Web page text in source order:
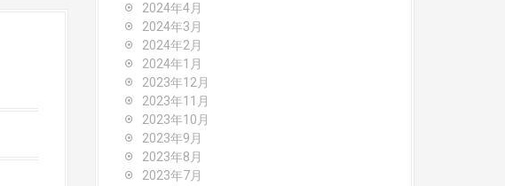
2024年4月
2024年3月
2024年2月
2024年1月
2023年12月
2023年11月
2023年10月
2023年9月
2023年8月
2023年7月